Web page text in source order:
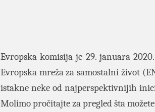
Evropska komisija je 29. januara
Evropska mreža za samostalni život
istakne neke od najperspektivnijih
Molimo pročitajte za pregled šta